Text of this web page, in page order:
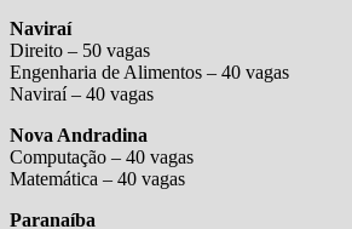
Naviraí
Direito – 50 vagas
Engenharia de Alimentos – 40 vagas
Naviraí – 40 vagas
Nova Andradina
Computação – 40 vagas
Matemática – 40 vagas
Paranaíba